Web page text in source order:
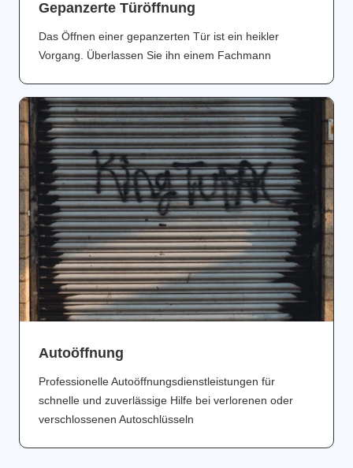
Gepanzerte Türöffnung
Das Öffnen einer gepanzerten Tür ist ein heikler
Vorgang. Überlassen Sie ihn einem Fachmann
Аutoöffnung
Professionelle Autoöffnungsdienstleistungen für
schnelle und zuverlässige Hilfe bei verlorenen oder
verschlossenen Autoschlüsseln